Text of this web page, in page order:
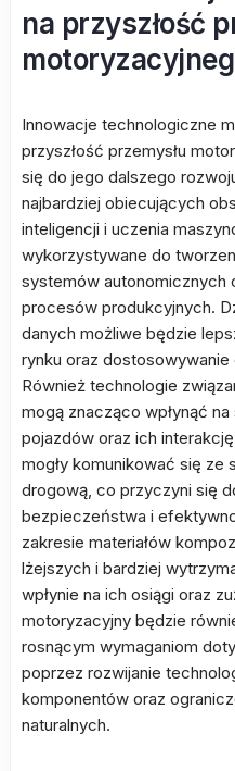
na przyszłość
Innowacje technologiczne
przyszłość przemysłu
się do jego dalszego
najbardziej obiecujących
inteligencji i uczenia
wykorzystywane do
systemów autonomicznych
procesów produkcyjnych.
danych możliwe będzie
rynku oraz
Również technologie
mogą znacząco wpłynąć
pojazdów oraz ich
mogły komunikować się ze
drogową, co przyczyni się
bezpieczeństwa i
zakresie materiałów
lżejszych i bardziej
wpłynie na ich osiągi oraz
motoryzacyjny będzie
rosnącym wymaganiom
poprzez rozwijanie
komponentów oraz
naturalnych.